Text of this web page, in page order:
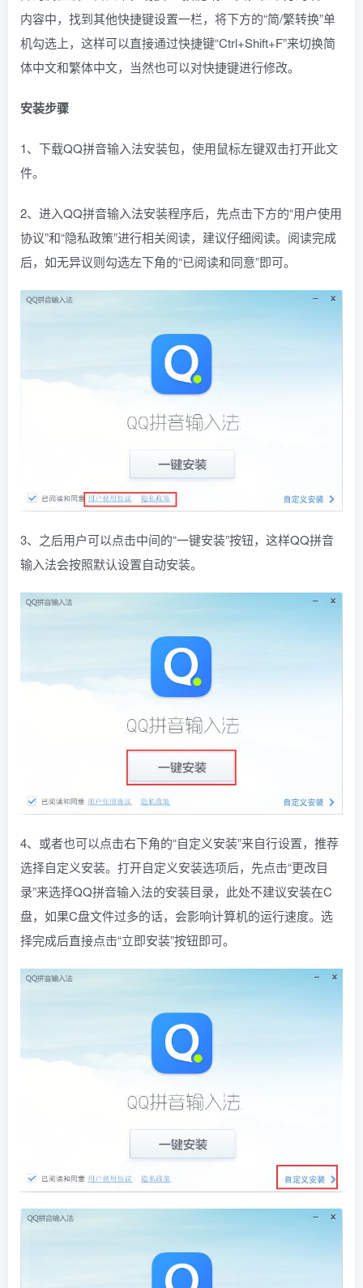
内容中，找到其他快捷键设置一栏，将下方的“简/繁转换”单
机勾选上，这样可以直接通过快捷键“Ctrl+Shift+F”来切换简
体中文和繁体中文，当然也可以对快捷键进行修改。
安装步骤
1、下载QQ拼音输入法安装包，使用鼠标左键双击打开此文
件。
2、进入QQ拼音输入法安装程序后，先点击下方的“用户使用
协议”和“隐私政策”进行相关阅读，建议仔细阅读。阅读完成
后，如无异议则勾选左下角的“已阅读和同意”即可。
3、之后用户可以点击中间的“一键安装”按钮，这样QQ拼音
输入法会按照默认设置自动安装。
4、或者也可以点击右下角的“自定义安装”来自行设置，推荐
选择自定义安装。打开自定义安装选项后，先点击“更改目
录”来选择QQ拼音输入法的安装目录，此处不建议安装在C
盘，如果C盘文件过多的话，会影响计算机的运行速度。选
择完成后直接点击“立即安装”按钮即可。